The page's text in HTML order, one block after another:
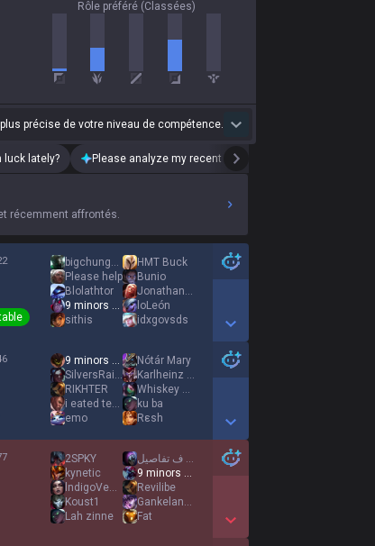
Rôle préféré (Classées)
précise de votre niveau de compétence.
luck lately? Please analyze my recent playstyle.
récemment affrontés.
bigchungus67 ΛヮΛ
Ρlease help
Blolathtor
9 minors 1 ivern
sithis
HMT Buck
Bunio
Jonathan Larsson
loLeón
idxgovsds
Show More Detail Games
9 minors 1 ivern
SilversRaileight
RIKHTER
i eated ten burg
emo
Nótár Mary
Karlheinz Knödel
Whiskey McFumble
ku ba
Rεsh
Show More Detail Games
2SPKY
kynetic
lndigoVenusian
Koust1
Lah zinne
مدخلنيش ف تفاصيل
9 minors 1 ivern
Revilibe
Gankelankplank
Fat
Show More Detail Games